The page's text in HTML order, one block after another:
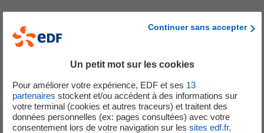
Titulaire d’un baccalauréat scientifique, elle poursuit son
parcours avec un DUT Mesures Physiques à Saint-Étienne,
dont une deuxième année réalisée en alternance au sein
d'un grand Groupe à Pont-Évêque. Elle complète ensuite
son expérience par trois années en laboratoire dans les
secteurs des radiateurs et de la domotique. C’est en
identifiant une opportunité qu’elle choisit de rejoindre le
site de Saint-Alban.
Continuer sans accepter
Un petit mot sur les cookies
Pour améliorer votre expérience, EDF et ses 13
partenaires stockent et/ou accèdent à des informations sur
votre terminal (cookies et autres traceurs) et traitent des
données personnelles (ex: pages consultées) avec votre
consentement lors de votre navigation sur les sites edf.fr.